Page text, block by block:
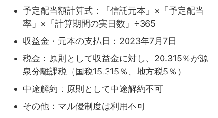
予定配当額計算式：「信託元本」×「予定配当
率」×「計算期間の実日数」÷365
収益金・元本の支払日：2023年7月7日
税金：原則として収益金に対し、20.315％が源
泉分離課税（国税15.315％、地方税5％）
中途解約：原則として中途解約不可
その他：マル優制度は利用不可